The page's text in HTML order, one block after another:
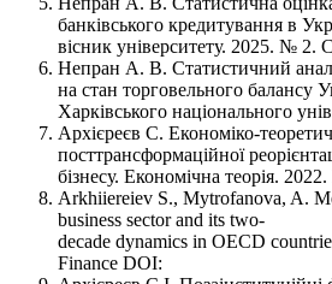
банківського кредитування в
вісник університету. 2025. № 2.
Непран А. В. Статистичний
на стан торговельного балансу
Харківського національного
Архієреєв С. Економіко-
посттрансформаційної
бізнесу. Економічна теорія.
Arkhiiereiev S., Mytrofanova, A.
business sector and its two-
decade dynamics in OECD
Finance DOI: